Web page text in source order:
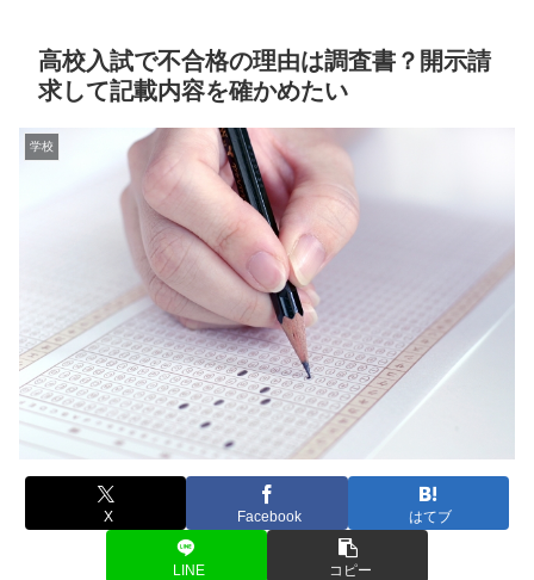
高校入試で不合格の理由は調査書？開示請
求して記載内容を確かめたい
学校
X Facebook はてブ
LINE コピー